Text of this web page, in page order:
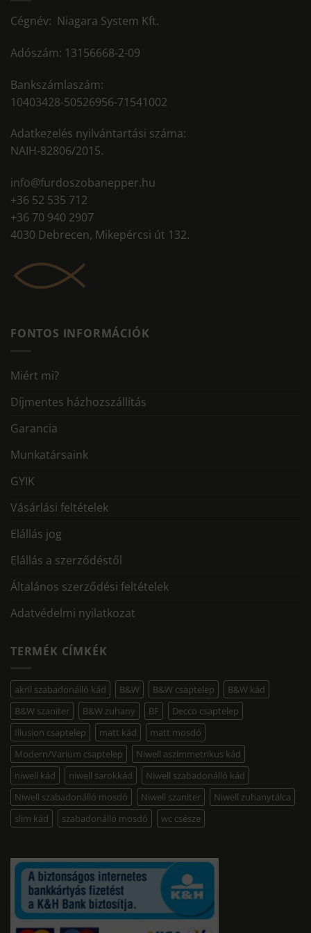
Cégnév: Niagara System Kft.
Adószám: 13156668-2-09
Bankszámlaszám:
10403428-50526956-71541002
Adatkezelés nyilvántartási száma:
NAIH-82806/2015.
info@furdoszobanepper.hu
+36 52 535 712
+36 70 940 2907
4030 Debrecen, Mikepércsi út 132.
FONTOS INFORMÁCIÓK
Miért mi?
Díjmentes házhozszállítás
Garancia
Munkatársaink
GYIK
Vásárlási feltételek
Elállás jog
Elállás a szerződéstől
Általános szerződési feltételek
Adatvédelmi nyilatkozat
TERMÉK CÍMKÉK
akril szabadonálló kád B&W B&W csaptelep
B&W kád
B&W szaniter
B&W zuhany BF
Decco csaptelep
Illusion csaptelep
matt kád
matt mosdó
Modern/Varium csaptelep
Niwell aszimmetrikus kád
niwell kád
niwell sarokkád
Niwell szabadonálló kád
Niwell szabadonálló mosdó
Niwell szaniter
Niwell zuhanytálca
slim kád
szabadonálló mosdó wc csésze